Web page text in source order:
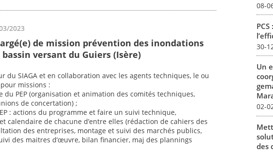
2023
de mission prévention des inondations
bassin versant du Guiers (Isère)
du SIAGA et en collaboration avec les agents techniques, le ou
missions :
du PEP (organisation et animation des comités techniques,
de concertation) ;
: actions du programme et faire un suivi technique,
calendaire de chacune d’entre elles (rédaction de cahiers des
des entreprises, montage et suivi des marchés publics,
des maitres d’œuvre, bilan financier, maj des plannings
08-
30-
Un
02-
des